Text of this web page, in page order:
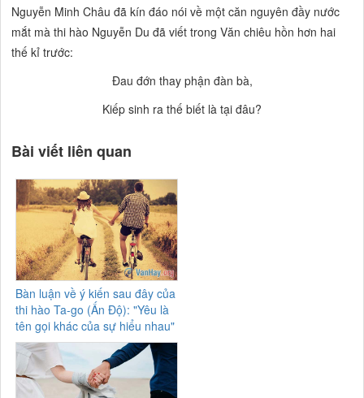
Nguyễn Minh Châu đã kín đáo nói về một căn nguyên đầy nước
mắt mà thi hào Nguyễn Du đã viết trongVăn chiêu hồn hơn hai
thế kỉ trước:
Đau đớn thay phận đàn bà,
Kiếp sinh ra thế biết là tại đâu?
Bài viết liên quan
Bàn luận về ý kiến sau đây của
thi hào Ta-go (Ấn Độ): "Yêu là
tên gọi khác của sự hiểu nhau"